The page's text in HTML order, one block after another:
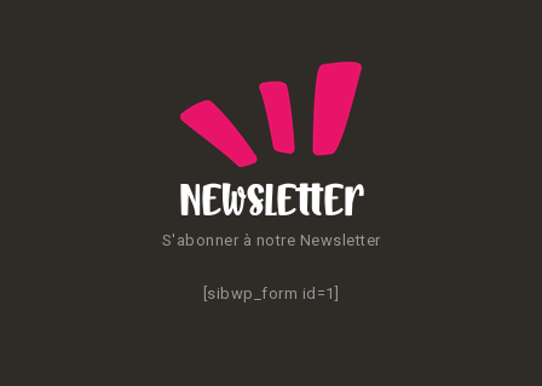
Newsletter
S'abonner à notre Newsletter
[sibwp_form id=1]